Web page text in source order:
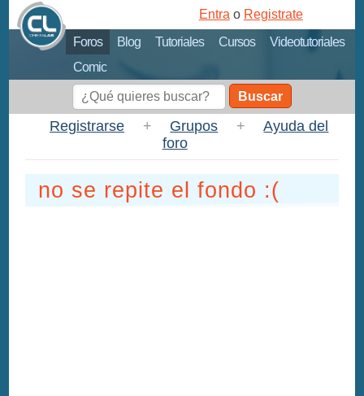
Foros Blog Tutoriales Cursos
Videotutoriales
Comic
Entra o Registrate
Buscar
Registrarse + Grupos +
Ayuda del
foro
no se repite el fondo :(